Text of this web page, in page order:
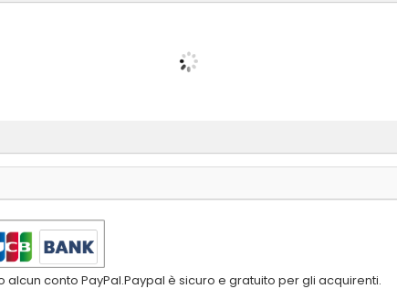
conto PayPal.Paypal è sicuro e gratuito per gli acquirenti.